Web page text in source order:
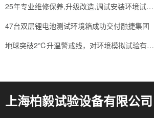
25年专业维修保养,升级改造,调试安装环境试验设备
47台双层锂电池测试环境箱成功交付融捷集团
地球突破2℃升温警戒线，对环境模拟试验有哪些影响
上海柏毅试验设备有限公司